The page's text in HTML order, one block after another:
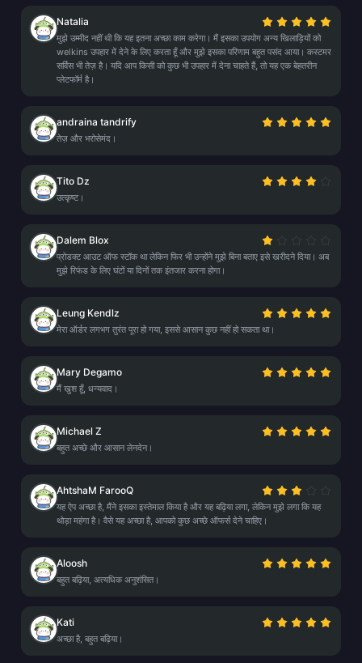
Natalia
मुझे उम्मीद नहीं थी कि यह इतना अच्छा काम करेगा। मैं इसका उपयोग अन्य खिलाड़ियों को
welkins उपहार में देने के लिए करता हूँ और मुझे इसका परिणाम बहुत पसंद आया। कस्टमर
सर्विस भी तेज़ है। यदि आप किसी को कुछ भी उपहार में देना चाहते हैं, तो यह एक बेहतरीन
प्लेटफॉर्म है।
andraina tandrify
तेज़ और भरोसेमंद।
Tito Dz
उत्कृष्ट।
Dalem Blox
प्रोडक्ट आउट ऑफ स्टॉक था लेकिन फिर भी उन्होंने मुझे बिना बताए इसे खरीदने दिया। अब
मुझे रिफंड के लिए घंटों या दिनों तक इंतजार करना होगा।
Leung Kendlz
मेरा ऑर्डर लगभग तुरंत पूरा हो गया, इससे आसान कुछ नहीं हो सकता था।
Mary Degamo
मैं खुश हूँ, धन्यवाद।
Michael Z
बहुत अच्छे और आसान लेनदेन।
AhtshaM FarooQ
यह ऐप अच्छा है, मैंने इसका इस्तेमाल किया है और यह बढ़िया लगा, लेकिन मुझे लगा कि यह
थोड़ा महंगा है। वैसे यह अच्छा है, आपको कुछ अच्छे ऑफर्स देने चाहिए।
Aloosh
बहुत बढ़िया, अत्यधिक अनुशंसित।
Kati
अच्छा है, बहुत बढ़िया।